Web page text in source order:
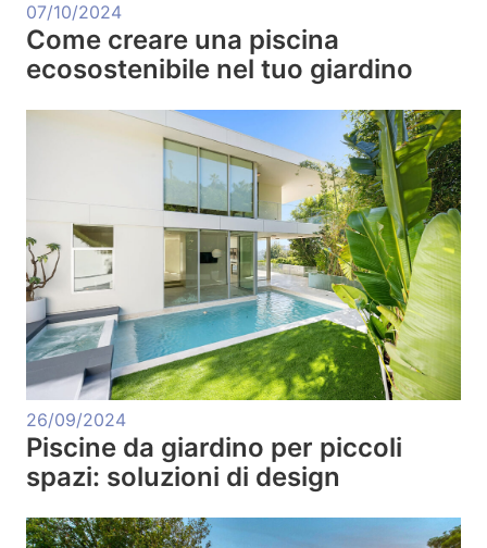
07/10/2024
Come creare una piscina
ecosostenibile nel tuo giardino
26/09/2024
Piscine da giardino per piccoli
spazi: soluzioni di design